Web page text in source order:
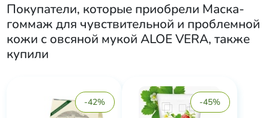
Покупатели, которые приобрели Маска-
гоммаж для чувствительной и проблемной
кожи с овсяной мукой ALOE VERA, также
купили
-42% -45%